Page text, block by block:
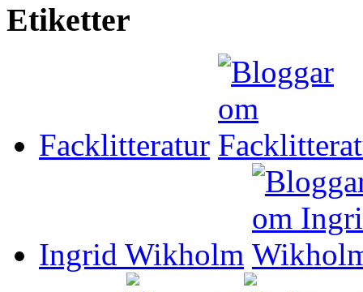
Etiketter
Facklitteratur
Ingrid Wikholm